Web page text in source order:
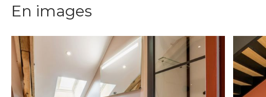
En images